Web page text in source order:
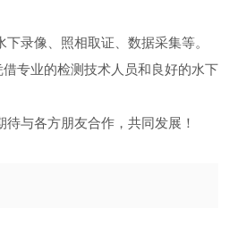
录像、照相取证、数据采集等。
专业的检测技术人员和良好的水下
与各方朋友合作，共同发展！